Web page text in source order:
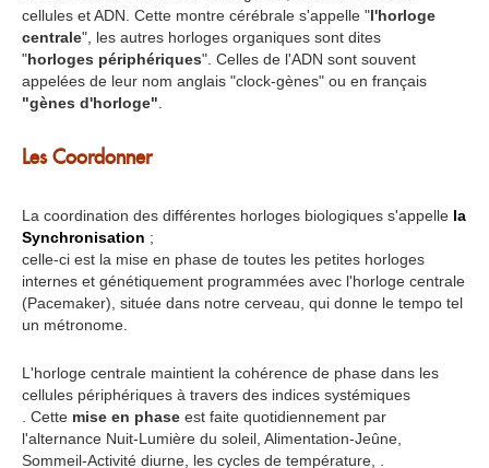
cellules et ADN. Cette montre cérébrale s'appelle "l'horloge
centrale", les autres horloges organiques sont dites
"horloges périphériques". Celles de l'ADN sont souvent
appelées de leur nom anglais "clock-gènes" ou en français
"gènes d'horloge"
Les Coordonner
La coordination des différentes horloges biologiques s'appelle la
Synchronisation ;
celle-ci est la mise en phase de toutes les petites horloges
internes et génétiquement programmées avec l'horloge centrale
(Pacemaker), située dans notre cerveau, qui donne le tempo tel
un métronome.
L'horloge centrale maintient la cohérence de phase dans les
cellules périphériques à travers des indices systémiques
. Cette mise en phase est faite quotidiennement par
l'alternance Nuit-Lumière du soleil, Alimentation-Jeûne,
Sommeil-Activité diurne, les cycles de température, .